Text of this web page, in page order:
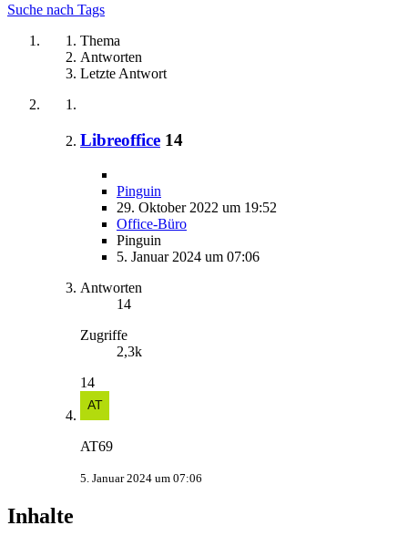
Suche nach Tags
Thema
Antworten
Letzte Antwort
Libreoffice 14
Pinguin
29. Oktober 2022 um 19:52
Office-Büro
Pinguin
5. Januar 2024 um 07:06
Antworten
14
Zugriffe
2,3k
14
AT69
5. Januar 2024 um 07:06
Inhalte